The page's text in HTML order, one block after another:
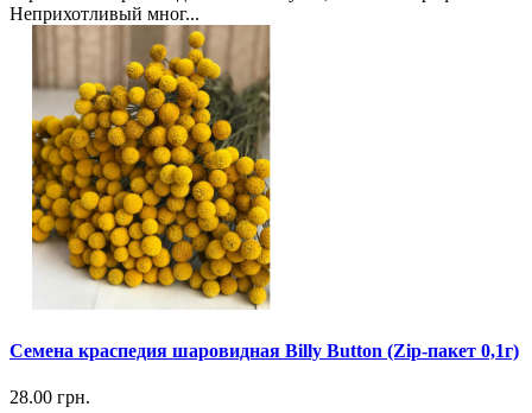
Неприхотливый мног...
Семена краспедия шаровидная Billy Button (Zip-пакет 0,1г)
28.00 грн.